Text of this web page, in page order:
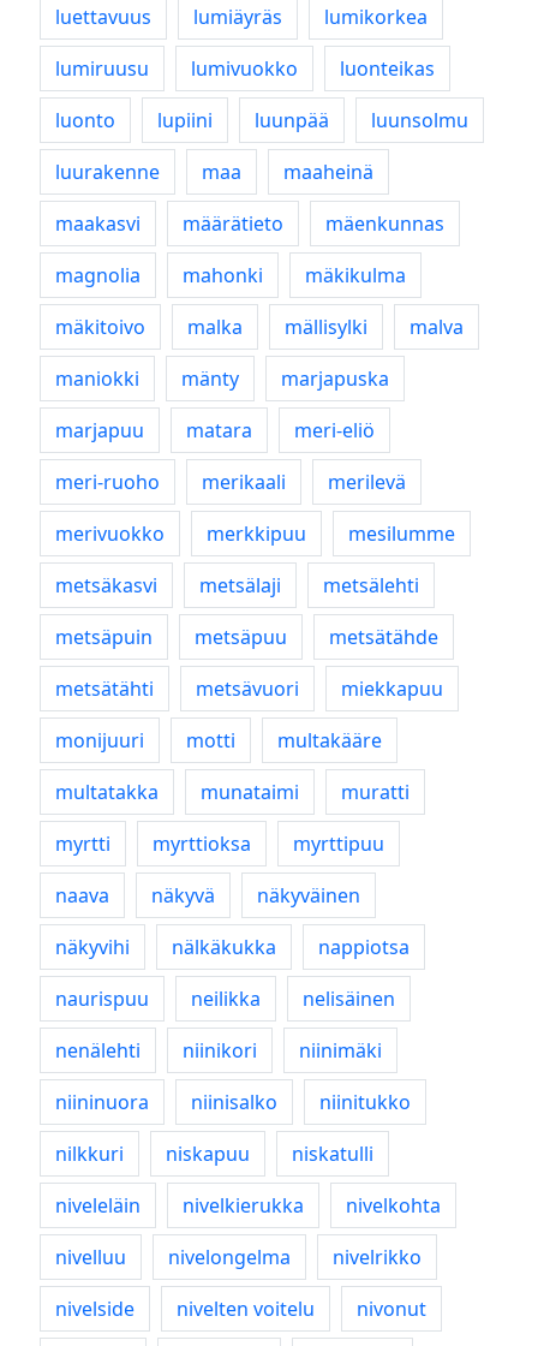
luettavuus lumiäyräs
lumikorkea
lumiruusu
lumivuokko
luonteikas
luonto
lupiini luunpää
luunsolmu
luurakenne
maa
maaheinä
maakasvi
määrätieto
mäenkunnas
magnolia
mahonki
mäkikulma
mäkitoivo
malka mällisylki
malva
maniokki
mänty
marjapuska
marjapuu
matara
meri-eliö
meri-ruoho
merikaali
merilevä
merivuokko
merkkipuu
mesilumme
metsäkasvi
metsälaji
metsälehti
metsäpuin
metsäpuu
metsätähde
metsätähti
metsävuori
miekkapuu
monijuuri
motti
multakääre
multatakka
munataimi
muratti
myrtti
myrttioksa
myrttipuu
naava
näkyvä
näkyväinen
näkyvihi
nälkäkukka
nappiotsa
naurispuu
neilikka
nelisäinen
nenälehti
niinikori
niinimäki
niininuora
niinisalko
niinitukko
nilkkuri
niskapuu
niskatulli
niveleläin
nivelkierukka
nivelkohta
nivelluu
nivelongelma
nivelrikko
nivelside
nivelten voitelu
nivonut